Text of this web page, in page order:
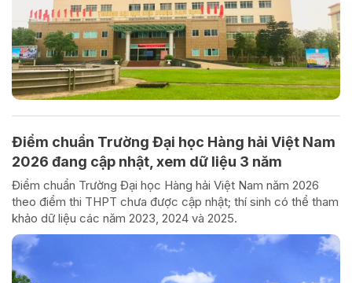
Điểm chuẩn Trường Đại học Hàng hải Việt Nam
2026 đang cập nhật, xem dữ liệu 3 năm
Điểm chuẩn Trường Đại học Hàng hải Việt Nam năm 2026
theo điểm thi THPT chưa được cập nhật; thí sinh có thể tham
khảo dữ liệu các năm 2023, 2024 và 2025.